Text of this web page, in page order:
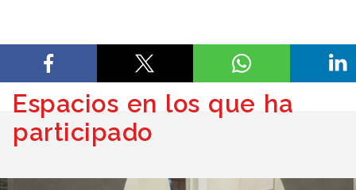
Espacios en los que ha
participado